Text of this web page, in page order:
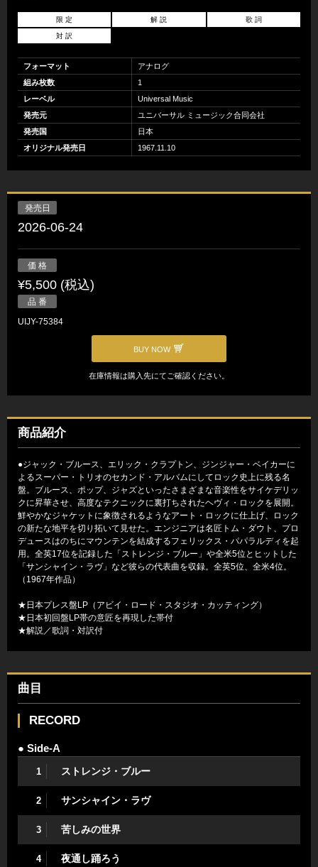
限 定 解 説 歌 詞
対 訳
フォーマット
アナログ
組み枚数
1
レーベル
Universal Music
発売元
ユニバーサル ミュージック合同会社
発売国
日本
オリジナル発売日
1967.11.10
発売日
2026-06-24
価 格
¥5,500 (税込)
品 番
UIJY-75384
BUY NOW
在庫情報は購入先にてご確認ください。
商品紹介
●ジャック・ブルース、エリック・クラプトン、ジンジャー・ベイカーに
よるスーパー・トリオのセカンド・アルバムにしてロック史上に残る名
盤。ブルース、ポップ、ジャズといったさまざまな音楽性をサイケデリッ
クに昇華させ、高度なテクニックに裏打ちされたヘヴィ・ロックを展開。
鮮やかなジャケットに象徴されるようなアート・ロックに仕上げ、ロック
の新たな地平を切り拓いて見せた。エンジニアは名匠トム・ダウト、プロ
デュースはのちにマウンテンを結成するフェリックス・パパラルディを起
用。全英17位を記録した「ストレンジ・ブルー」や全米5位とヒットした
「サンシャイン・ラヴ」など彼らの代表曲を収録。全英5位、全米4位。
（1967年作品）
★日本プレス盤LP（アビイ・ロード・スタジオ・カッティング）
★日本初回盤LP帯の意匠を再現した帯付
★解説／歌詞・対訳付
曲目
RECORD
● Side-A
1 ストレンジ・ブルー
2 サンシャイン・ラヴ
3 苦しみの世界
4 夜通し踊ろう